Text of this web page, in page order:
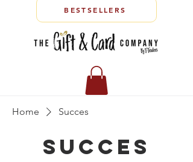
BESTSELLERS
Home Succes
Succes